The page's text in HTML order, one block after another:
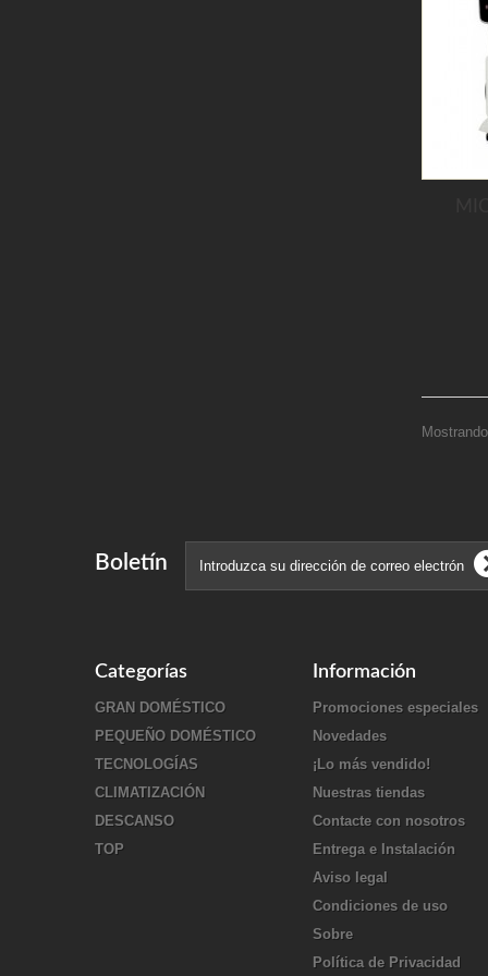
Boletín
Categorías
GRAN DOMÉSTICO
PEQUEÑO DOMÉSTICO
TECNOLOGÍAS
CLIMATIZACIÓN
DESCANSO
TOP
Información
Promociones especiales
Novedades
¡Lo más vendido!
Nuestras tiendas
Contacte con nosotros
Entrega e Instalación
Aviso legal
Condiciones de uso
Sobre
Política de Privacidad